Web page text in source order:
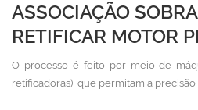
ASSOCIAÇÃO
RETIFICAR MOTOR
O processo é feito por meio de
retificadoras), que permitam a precisão